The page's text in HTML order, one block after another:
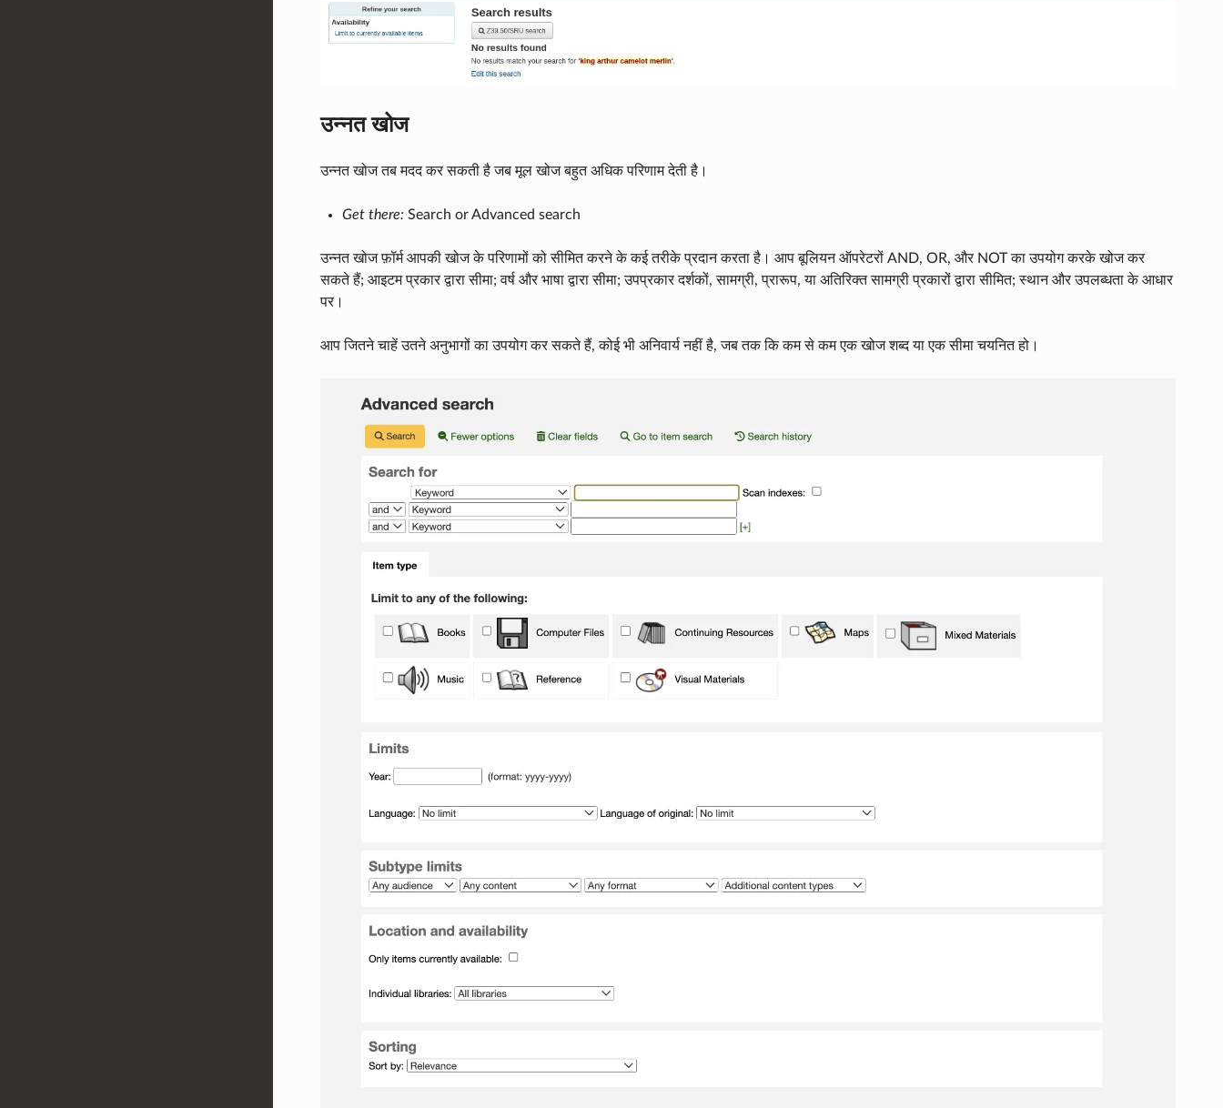
उन्नत खोज
उन्नत खोज तब मदद कर सकती है जब मूल खोज बहुत अधिक परिणाम देती है।
Get there:Search or Advanced search
उन्नत खोज फ़ॉर्म आपकी खोज के परिणामों को सीमित करने के कई तरीके प्रदान करता है। आप बूलियन ऑपरेटरों AND, OR, और NOT का उपयोग करके खोज कर
सकते हैं; आइटम प्रकार द्वारा सीमा; वर्ष और भाषा द्वारा सीमा; उपप्रकार दर्शकों, सामग्री, प्रारूप, या अतिरिक्त सामग्री प्रकारों द्वारा सीमित; स्थान और उपलब्धता के आधार
पर।
आप जितने चाहें उतने अनुभागों का उपयोग कर सकते हैं, कोई भी अनिवार्य नहीं है, जब तक कि कम से कम एक खोज शब्द या एक सीमा चयनित हो।